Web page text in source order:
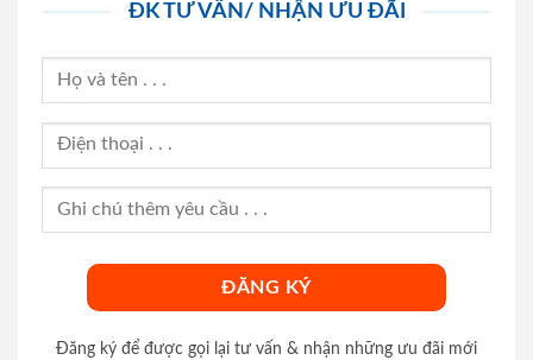
ĐK TƯ VẤN/ NHẬN ƯU ĐÃI
Đăng ký để được gọi lại tư vấn & nhận những ưu đãi mới